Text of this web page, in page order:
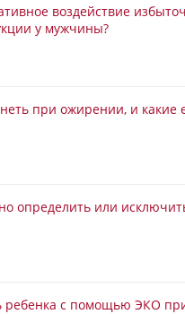
воздействие
у мужчины?
при ожирении, и какие
определить или
ребенка с помощью ЭКО